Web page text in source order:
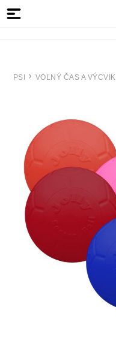
PSI VOĽNÝ ČAS A VÝCVIK